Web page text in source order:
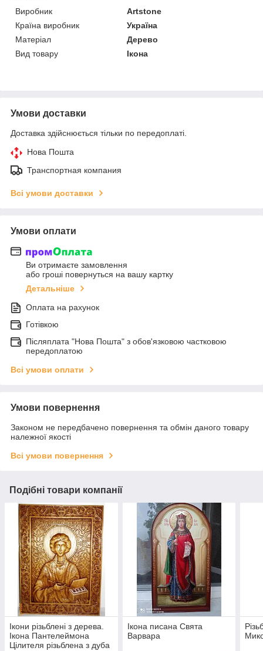
Виробник
Artstone
Країна виробник
Україна
Матеріал
Дерево
Вид товару
Ікона
Умови доставки
Доставка здійснюється тільки по передоплаті.
Нова Пошта
Транспортная компания
Всі умови доставки
Умови оплати
Ви отримаєте замовлення
або гроші повернуться на вашу картку
Детальніше
Оплата на рахунок
Готівкою
Післяплата "Нова Пошта" з обов'язковою частковою
передоплатою
Всі умови оплати
Умови повернення
Законом не передбачено повернення та обмін даного товару
належної якості
Всі умови повернення
Подібні товари компанії
Ікони різьблені з дерева.
Ікона Пантелеймона
Цілителя різьблена з дуба
Ікона писана Свята
Варвара